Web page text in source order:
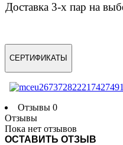
Доставка 3-х пар на
СЕРТИФИКАТЫ
Отзывы 0
Отзывы
Пока нет отзывов
ОСТАВИТЬ ОТЗЫВ